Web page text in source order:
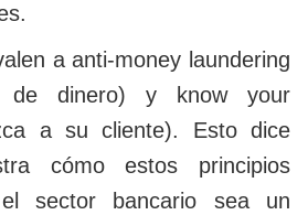
a anti-money laundering
de dinero) y know your
a su cliente). Esto dice
cómo estos principios
sector bancario sea un